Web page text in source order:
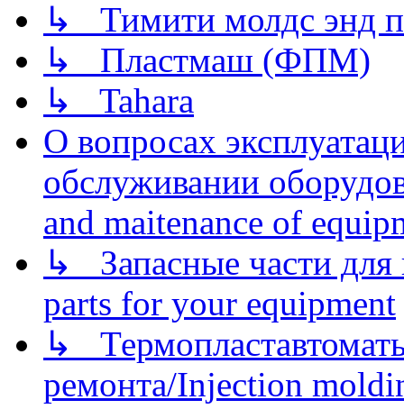
↳ Тимити молдс энд
↳ Пластмаш (ФПМ)
↳ Tahara
О вопросах
обслуживании
and maitenance of
↳ Запасные части для
parts for your equipment
↳
ремонта/Injection